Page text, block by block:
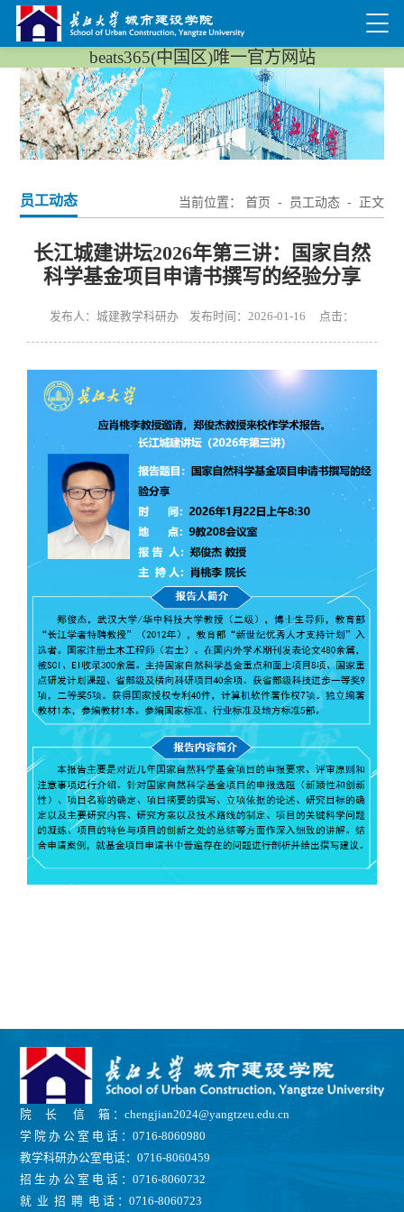
beats365(中国区)唯一官方网站
员工动态 当前位置： 首页 - 员工动态- 正文
长江城建讲坛2026年第三讲：国家自然
科学基金项目申请书撰写的经验分享
发布人：城建教学科研办 发布时间：2026-01-16 点击：
院 长 信 箱 ：chengjian2024@yangtzeu.edu.cn
学 院 办 公 室 电 话 ：0716-8060980
教学科研办公室电话：0716-8060459
招 生 办 公 室 电 话 ：0716-8060732
就 业 招 聘 电 话 ：0716-8060723